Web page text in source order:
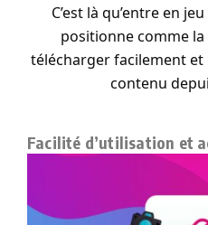
C’est là qu’entre en
positionne comme
télécharger facilement
contenu
Facilité d’utilisation et